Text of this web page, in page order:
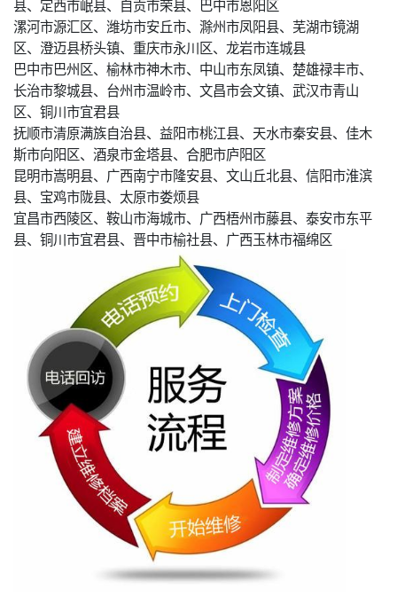
县、定西市岷县、自贡市荣县、巴中市恩阳区
漯河市源汇区、潍坊市安丘市、滁州市凤阳县、芜湖市镜湖
区、澄迈县桥头镇、重庆市永川区、龙岩市连城县
巴中市巴州区、榆林市神木市、中山市东凤镇、楚雄禄丰市、
长治市黎城县、台州市温岭市、文昌市会文镇、武汉市青山
区、铜川市宜君县
抚顺市清原满族自治县、益阳市桃江县、天水市秦安县、佳木
斯市向阳区、酒泉市金塔县、合肥市庐阳区
昆明市嵩明县、广西南宁市隆安县、文山丘北县、信阳市淮滨
县、宝鸡市陇县、太原市娄烦县
宜昌市西陵区、鞍山市海城市、广西梧州市藤县、泰安市东平
县、铜川市宜君县、晋中市榆社县、广西玉林市福绵区